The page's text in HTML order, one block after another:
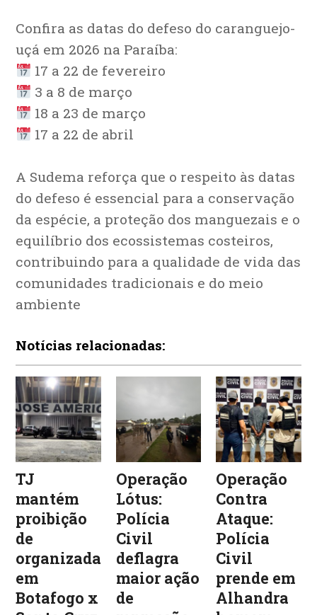
Confira as datas do defeso do caranguejo-
uçá em 2026 na Paraíba:
17 a 22 de fevereiro
3 a 8 de março
18 a 23 de março
17 a 22 de abril
A Sudema reforça que o respeito às datas
do defeso é essencial para a conservação
da espécie, a proteção dos manguezais e o
equilíbrio dos ecossistemas costeiros,
contribuindo para a qualidade de vida das
comunidades tradicionais e do meio
ambiente
Notícias relacionadas:
TJ
mantém
proibição
de
organizadas
em
Botafogo x
Operação
Lótus:
Polícia
Civil
deflagra
maior ação
de
Operação
Contra
Ataque:
Polícia
Civil
prende em
Alhandra